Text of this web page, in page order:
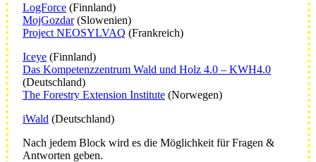
LogForce (Finnland)
MojGozdar(Slowenien)
Project NEOSYLVAQ (Frankreich)
Iceye (Finnland)
Das Kompetenzzentrum Wald und Holz 4.0 – KWH4.0
(Deutschland)
The Forestry Extension Institute (Norwegen)
iWald (Deutschland)
Nach jedem Block wird es die Möglichkeit für Fragen &
Antworten geben.